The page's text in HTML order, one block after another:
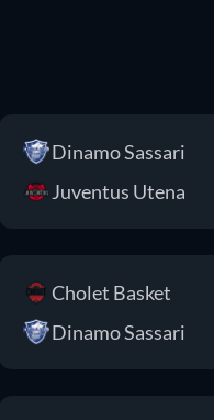
Dinamo Sassari
Juventus Utena
Cholet Basket
Dinamo Sassari